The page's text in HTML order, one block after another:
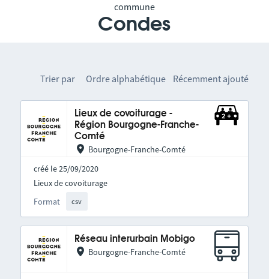
commune
Condes
Trier par Ordre alphabétique Récemment ajouté
Lieux de covoiturage -
Région Bourgogne-Franche-
Comté
Bourgogne-Franche-Comté
créé le 25/09/2020
Format csv
Lieux de covoiturage
Réseau interurbain Mobigo
Bourgogne-Franche-Comté